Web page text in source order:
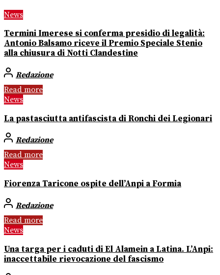
News
Termini Imerese si conferma presidio di legalità:
Antonio Balsamo riceve il Premio Speciale Stenio
alla chiusura di Notti Clandestine
Redazione
Read more
News
La pastasciutta antifascista di Ronchi dei Legionari
Redazione
Read more
News
Fiorenza Taricone ospite dell’Anpi a Formia
Redazione
Read more
News
Una targa per i caduti di El Alamein a Latina. L’Anpi:
inaccettabile rievocazione del fascismo